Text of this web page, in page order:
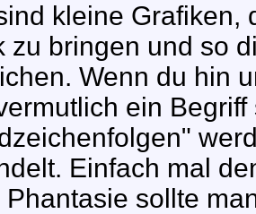
kleine Grafiken,
zu bringen und so
Wenn du hin
ein
Einfach mal
Phantasie sollte